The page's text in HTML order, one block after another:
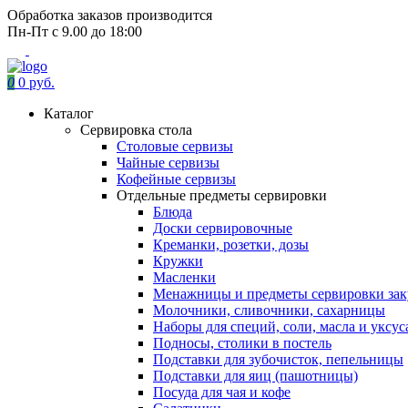
Обработка заказов производится
Пн-Пт с 9.00 до 18:00
0 0 руб.
Каталог
Сервировка стола
Столовые сервизы
Чайные сервизы
Кофейные сервизы
Отдельные предметы сервировки
Блюда
Доски сервировочные
Креманки, розетки, дозы
Кружки
Масленки
Менажницы и предметы сервировки
Молочники, сливочники, сахарницы
Наборы для специй, соли, масла и
Подносы, столики в постель
Подставки для зубочисток, пепельницы
Подставки для яиц (пашотницы)
Посуда для чая и кофе